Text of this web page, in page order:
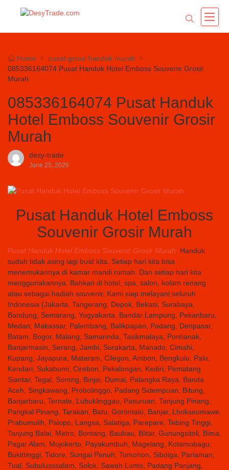
Home
pusat grosir handuk murah
085336164074 Pusat Handuk Hotel Emboss Souvenir Grosir
Murah
085336164074 Pusat Handuk
Hotel Emboss Souvenir Grosir
Murah
desy-trade
June 25, 2026
Pusat Handuk Hotel Emboss
Souvenir Grosir Murah
Pusat Handuk Hotel Emboss Souvenir Grosir Murah . Handuk
sudah tidak asing lagi buat kita. Setiap hari kita bisa
menemukannya di kamar mandi rumah. Dan setiap hari kita
menggunakannya. Bahkan di hotel, spa, salon, kolam renang
atau sebagai hadiah souvenir. Kami siap melayani seluruh
Indonesia (Jakarta, Tangerang, Depok, Bekasi, Surabaya,
Bandung, Semarang, Yogyakarta, Bandar Lampung, Pekanbaru,
Medan, Makassar, Palembang, Balikpapan, Padang, Denpasar,
Batam, Bogor. Malang, Samarinda, Tasikmalaya, Pontianak,
Banjarmasin, Serang, Jambi, Surakarta, Manado, Cimahi,
Kupang, Jayapura, Mataram, Cilegon, Ambon, Bengkulu, Palu,
Kendari, Sukabumi, Cirebon, Pekalongan, Kediri, Pematang
Siantar, Tegal, Sorong, Binjai, Dumai, Palangka Raya, Banda
Aceh, Singkawang, Probolinggo, Padang Sidempuan, Bitung,
Banjarbaru, Ternate, Lubuklinggau, Pasuruan, Tanjung Pinang,
Pangkal Pinang, Tarakan, Batu, Gorontalo, Banjar, Lhokseumawe,
Prabumulih, Palopo, Langsa, Salatiga, Parepare, Tebing Tinggi,
Tanjung Balai, Metro, Bontang, Baubau, Blitar, Gunungsitoli, Bima,
Pagar Alam, Mojokerto, Payakumbuh, Magelang, Kotamobagu,
Bukittinggi, Tidore, Sungai Penuh, Tomohon, Sibolga, Pariaman,
Tual, Subulusssalam, Solok, Sawah Lunto, Padang Panjang,